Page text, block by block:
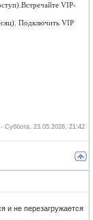
VIP-
Подключить VIP
- Суббота, 23.05.2026, 21:42
и не перезагружается